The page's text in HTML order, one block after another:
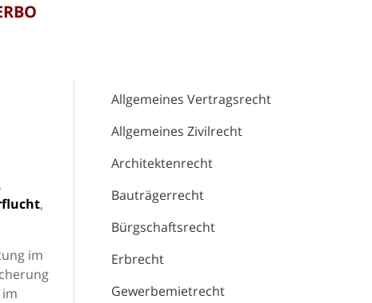
Allgemeines Vertragsrecht
Allgemeines Zivilrecht
Architektenrecht
Bauträgerrecht
Bürgschaftsrecht
Erbrecht
Gewerbemietrecht
,
,
im